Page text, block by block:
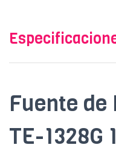
Fuente de
TE-1328G